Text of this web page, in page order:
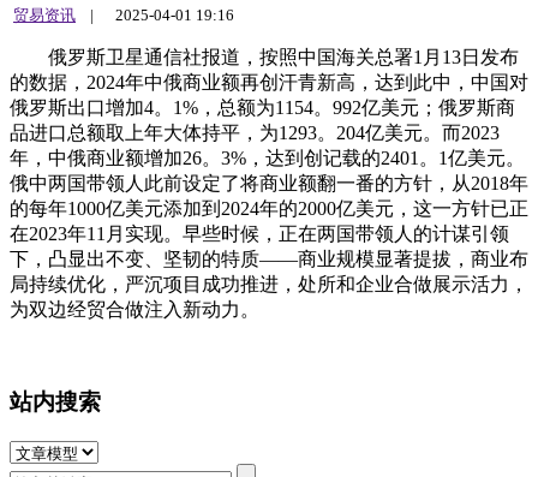
贸易资讯 | 2025-04-01 19:16
俄罗斯卫星通信社报道，按照中国海关总署1月13日发布
的数据，2024年中俄商业额再创汗青新高，达到此中，中国对
俄罗斯出口增加4。1%，总额为1154。992亿美元；俄罗斯商
品进口总额取上年大体持平，为1293。204亿美元。而2023
年，中俄商业额增加26。3%，达到创记载的2401。1亿美元。
俄中两国带领人此前设定了将商业额翻一番的方针，从2018年
的每年1000亿美元添加到2024年的2000亿美元，这一方针已正
在2023年11月实现。早些时候，正在两国带领人的计谋引领
下，凸显出不变、坚韧的特质——商业规模显著提拔，商业布
局持续优化，严沉项目成功推进，处所和企业合做展示活力，
为双边经贸合做注入新动力。
站内搜索